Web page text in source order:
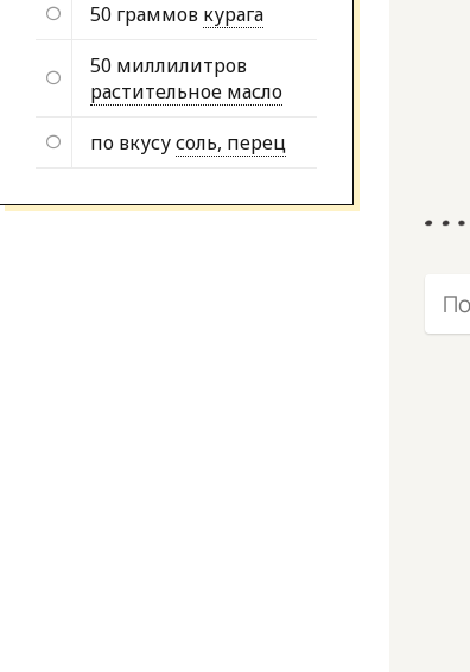
50 граммов курага
50 миллилитров
растительное масло
по вкусусоль, перец